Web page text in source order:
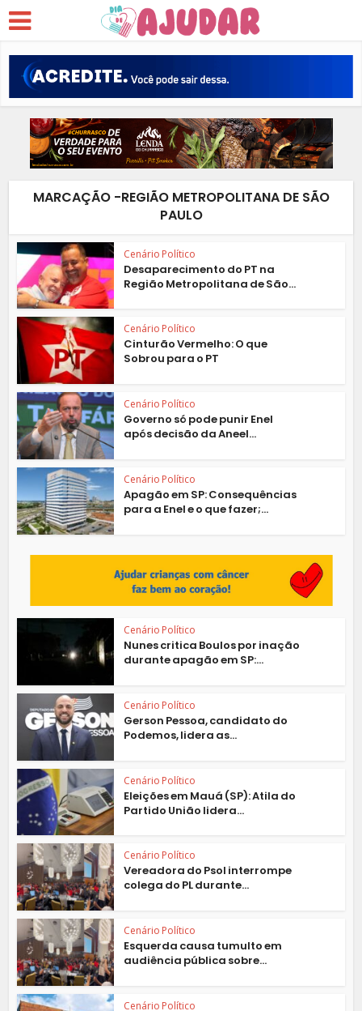
MARCAÇÃO -REGIÃO METROPOLITANA DE SÃO
PAULO
Cenário Político
Desaparecimento do PT na
Região Metropolitana de São...
Cenário Político
Cinturão Vermelho: O que
Sobrou para o PT
Cenário Político
Governo só pode punir Enel
após decisão da Aneel...
Cenário Político
Apagão em SP: Consequências
para a Enel e o que fazer;...
Cenário Político
Nunes critica Boulos por inação
durante apagão em SP:...
Cenário Político
Gerson Pessoa, candidato do
Podemos, lidera as...
Cenário Político
Eleições em Mauá (SP): Atila do
Partido União lidera...
Cenário Político
Vereadora do Psol interrompe
colega do PL durante...
Cenário Político
Esquerda causa tumulto em
audiência pública sobre...
Cenário Político